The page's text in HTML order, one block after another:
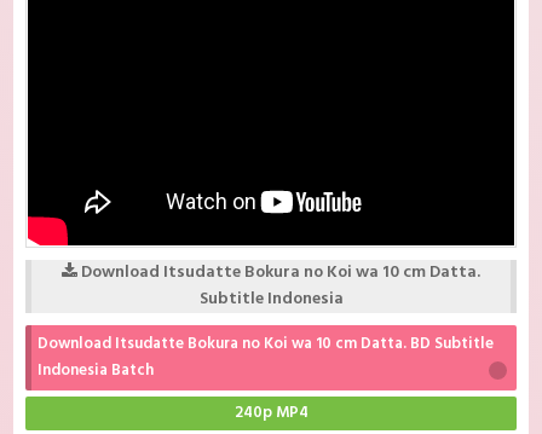
Download Itsudatte Bokura no Koi wa 10 cm Datta.
Subtitle Indonesia
Download Itsudatte Bokura no Koi wa 10 cm Datta. BD Subtitle
Indonesia Batch
240p MP4